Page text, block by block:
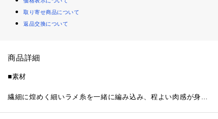
取り寄せ商品について
返品交換について
商品詳細
■素材
繊細に煌めく細いラメ糸を一緒に編み込み、程よい肉感が身体